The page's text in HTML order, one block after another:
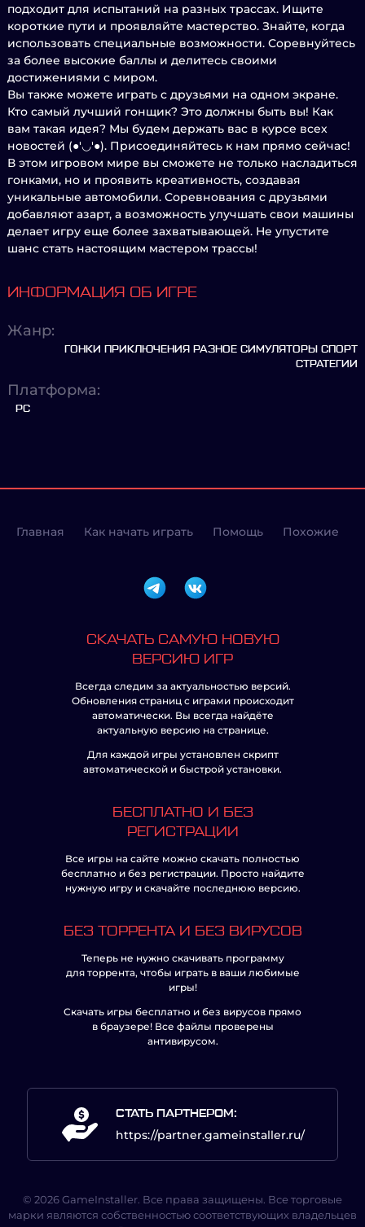
подходит для испытаний на разных трассах. Ищите
короткие пути и проявляйте мастерство. Знайте, когда
использовать специальные возможности. Соревнуйтесь
за более высокие баллы и делитесь своими
достижениями с миром.
Вы также можете играть с друзьями на одном экране.
Кто самый лучший гонщик? Это должны быть вы! Как
вам такая идея? Мы будем держать вас в курсе всех
новостей (●'◡'●). Присоединяйтесь к нам прямо сейчас!
В этом игровом мире вы сможете не только насладиться
гонками, но и проявить креативность, создавая
уникальные автомобили. Соревнования с друзьями
добавляют азарт, а возможность улучшать свои машины
делает игру еще более захватывающей. Не упустите
шанс стать настоящим мастером трассы!
ИНФОРМАЦИЯ ОБ ИГРЕ
Жанр:
ГОНКИ ПРИКЛЮЧЕНИЯ РАЗНОЕ СИМУЛЯТОРЫ СПОРТ
СТРАТЕГИИ
Платформа:
PC
Главная Как начать играть Помощь Похожие
СКАЧАТЬ САМУЮ НОВУЮ
ВЕРСИЮ ИГР
Всегда следим за актуальностью версий.
Обновления страниц с играми происходит
автоматически. Вы всегда найдёте
актуальную версию на странице.
Для каждой игры установлен скрипт
автоматической и быстрой установки.
БЕСПЛАТНО И БЕЗ
РЕГИСТРАЦИИ
Все игры на сайте можно скачать полностью
бесплатно и без регистрации. Просто найдите
нужную игру и скачайте последнюю версию.
БЕЗ ТОРРЕНТА И БЕЗ ВИРУСОВ
Теперь не нужно скачивать программу
для торрента, чтобы играть в ваши любимые
игры!
Скачать игры бесплатно и без вирусов прямо
в браузере! Все файлы проверены
антивирусом.
СТАТЬ ПАРТНЕРОМ:
https://partner.gameinstaller.ru/
© 2026 GameInstaller. Все права защищены. Все торговые
марки являются собственностью соответствующих владельцев